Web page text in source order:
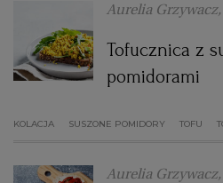
Aurelia
Tofucznica z
pomidorami
KOLACJA SUSZONE POMIDORY TOFU
Aurelia